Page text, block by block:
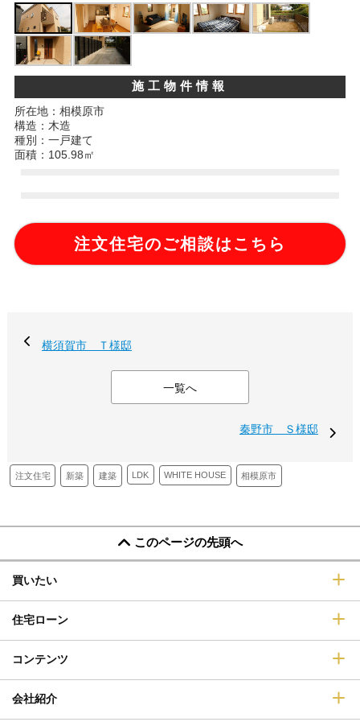
施工物件情報
所在地：相模原市
構造：木造
種別：一戸建て
面積：105.98㎡
注文住宅のご相談はこちら
横須賀市 Ｔ様邸
一覧へ
秦野市 Ｓ様邸
注文住宅 新築 建築 LDK WHITE HOUSE 相模原市
このページの先頭へ
買いたい
住宅ローン
コンテンツ
会社紹介